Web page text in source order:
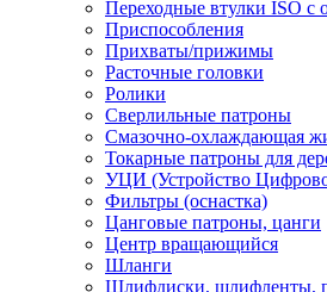
Переходные втулки ISO с
Приспособления
Прихваты/прижимы
Расточные головки
Ролики
Сверлильные патроны
Смазочно-охлаждающая
Токарные патроны для
УЦИ (Устройство
Фильтры (оснастка)
Цанговые патроны, цанги
Центр вращающийся
Шланги
Шлифдиски, шлифленты,